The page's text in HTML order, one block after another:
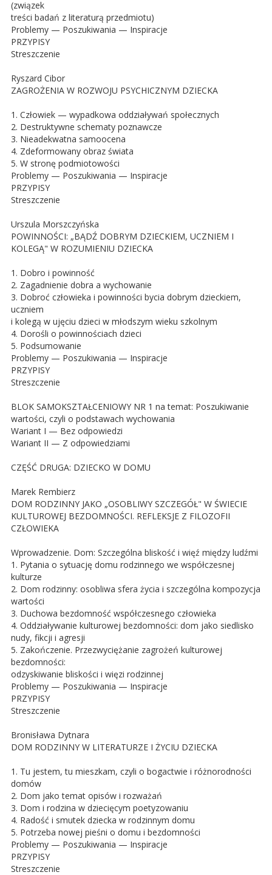
(związek
treści badań z literaturą przedmiotu)
Problemy — Poszukiwania — Inspiracje
PRZYPISY
Streszczenie
Ryszard Cibor
ZAGROŻENIA W ROZWOJU PSYCHICZNYM DZIECKA
1. Człowiek — wypadkowa oddziaływań społecznych
2. Destruktywne schematy poznawcze
3. Nieadekwatna samoocena
4. Zdeformowany obraz świata
5. W stronę podmiotowości
Problemy — Poszukiwania — Inspiracje
PRZYPISY
Streszczenie
Urszula Morszczyńska
POWINNOŚCI: „BĄDŹ DOBRYM DZIECKIEM, UCZNIEM I
KOLEGĄ" W ROZUMIENIU DZIECKA
1. Dobro i powinność
2. Zagadnienie dobra a wychowanie
3. Dobroć człowieka i powinności bycia dobrym dzieckiem,
uczniem
i kolegą w ujęciu dzieci w młodszym wieku szkolnym
4. Dorośli o powinnościach dzieci
5. Podsumowanie
Problemy — Poszukiwania — Inspiracje
PRZYPISY
Streszczenie
BLOK SAMOKSZTAŁCENIOWY NR 1 na temat: Poszukiwanie
wartości, czyli o podstawach wychowania
Wariant I — Bez odpowiedzi
Wariant II — Z odpowiedziami
CZĘŚĆ DRUGA: DZIECKO W DOMU
Marek Rembierz
DOM RODZINNY JAKO „OSOBLIWY SZCZEGÓŁ" W ŚWIECIE
KULTUROWEJ BEZDOMNOŚCI. REFLEKSJE Z FILOZOFII
CZŁOWIEKA
Wprowadzenie. Dom: Szczególna bliskość i więź między ludźmi
1. Pytania o sytuację domu rodzinnego we współczesnej
kulturze
2. Dom rodzinny: osobliwa sfera życia i szczególna kompozycja
wartości
3. Duchowa bezdomność współczesnego człowieka
4. Oddziaływanie kulturowej bezdomności: dom jako siedlisko
nudy, fikcji i agresji
5. Zakończenie. Przezwyciężanie zagrożeń kulturowej
bezdomności:
odzyskiwanie bliskości i więzi rodzinnej
Problemy — Poszukiwania — Inspiracje
PRZYPISY
Streszczenie
Bronisława Dytnara
DOM RODZINNY W LITERATURZE I ŻYCIU DZIECKA
1. Tu jestem, tu mieszkam, czyli o bogactwie i różnorodności
domów
2. Dom jako temat opisów i rozważań
3. Dom i rodzina w dziecięcym poetyzowaniu
4. Radość i smutek dziecka w rodzinnym domu
5. Potrzeba nowej pieśni o domu i bezdomności
Problemy — Poszukiwania — Inspiracje
PRZYPISY
Streszczenie